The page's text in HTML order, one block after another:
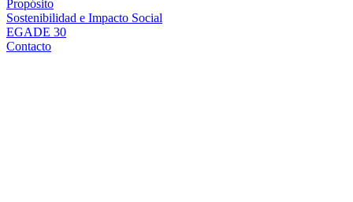
Propósito
Sostenibilidad e Impacto Social
EGADE 30
Contacto